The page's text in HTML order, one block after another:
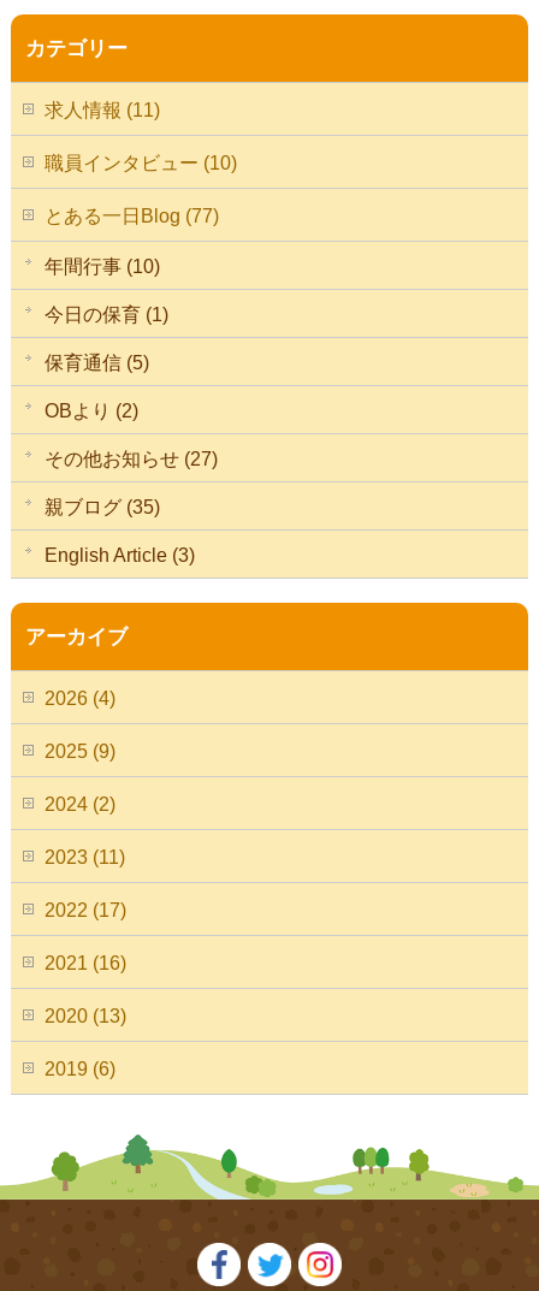
カテゴリー
求人情報 (11)
職員インタビュー (10)
とある一日Blog (77)
年間行事 (10)
今日の保育 (1)
保育通信 (5)
OBより (2)
その他お知らせ (27)
親ブログ (35)
English Article (3)
アーカイブ
2026 (4)
2025 (9)
2024 (2)
2023 (11)
2022 (17)
2021 (16)
2020 (13)
2019 (6)